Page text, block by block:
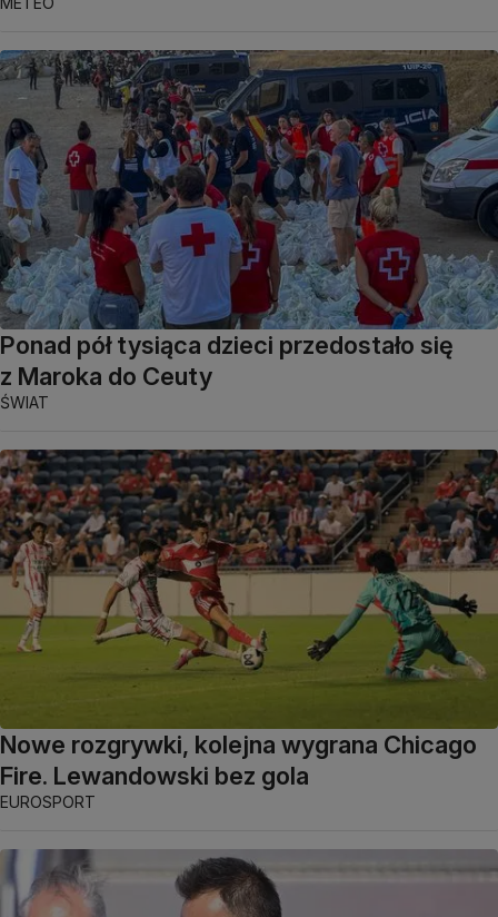
Ponad pół tysiąca dzieci przedostało się
z Maroka do Ceuty
ŚWIAT
Nowe rozgrywki, kolejna wygrana Chicago
Fire. Lewandowski bez gola
EUROSPORT